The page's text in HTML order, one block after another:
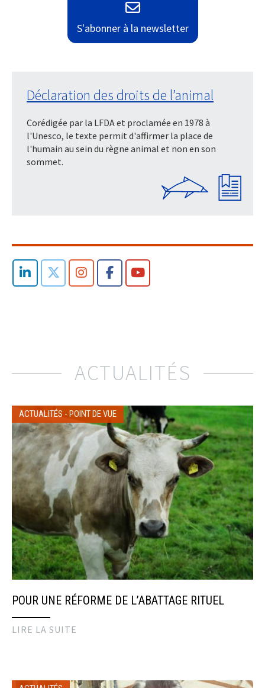
S'abonner à la newsletter
Déclaration des droits de l’animal
Corédigée par la LFDA et proclamée en 1978 à
l'Unesco, le texte permit d'affirmer la place de
l'humain au sein du règne animal et non en son
sommet.
ACTUALITÉS
ACTUALITÉS - POINT DE VUE
POUR UNE RÉFORME DE L’ABATTAGE RITUEL
LIRE LA SUITE